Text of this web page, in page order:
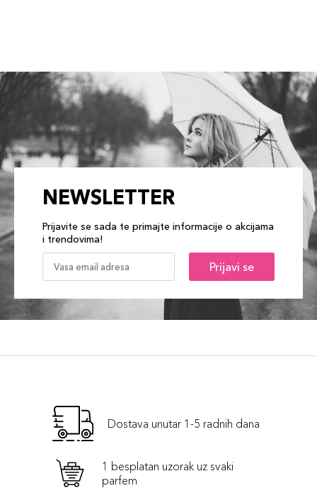
NEWSLETTER
Prijavite se sada te primajte informacije o akcijama
i trendovima!
Prijavi se
Dostava unutar 1-5 radnih dana
1 besplatan uzorak uz svaki
parfem